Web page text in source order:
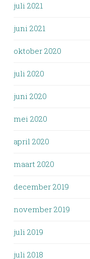
juli 2021
juni 2021
oktober 2020
juli 2020
juni 2020
mei 2020
april 2020
maart 2020
december 2019
november 2019
juli 2019
juli 2018